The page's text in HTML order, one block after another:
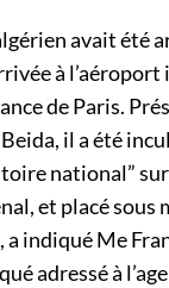
avait été
à
de Paris.
il a été
national” sur
et placé sous
a indiqué Me
adressé à